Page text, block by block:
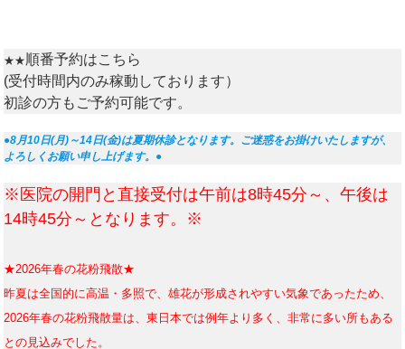
★★順番予約はこちら
(受付時間内のみ稼動しております）
初診の方もご予約可能です。
●8月10日(月)～14日(金)は夏期休診となります。ご迷惑をお掛けいたしますが、
よろしくお願い申し上げます。●
※医院の開門と直接受付は午前は8時45分～、午後は
14時45分～となります。※
★2026年春の花粉飛散★
昨夏は全国的に高温・多照で、雄花が形成されやすい気象であったため、
2026年春の花粉飛散量は、東日本では例年より多く、非常に多い所もある
との見込みでした。